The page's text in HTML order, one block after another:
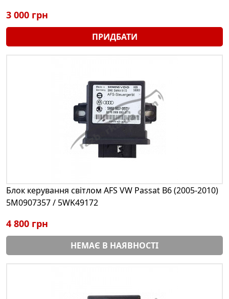
3 000 грн
ПРИДБАТИ
Блок керування світлом AFS VW Passat B6 (2005-2010)
5M0907357 / 5WK49172
4 800 грн
НЕМАЄ В НАЯВНОСТІ